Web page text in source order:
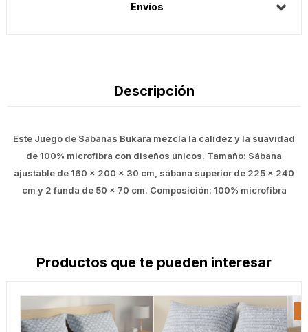
Envíos
Descripción
Este Juego de Sabanas Bukara mezcla la calidez y la suavidad
de 100% microfibra con diseños únicos. Tamaño: Sábana
ajustable de 160 x 200 x 30 cm, sábana superior de 225 x 240
cm y 2 funda de 50 x 70 cm. Composición: 100% microfibra
Productos que te pueden interesar